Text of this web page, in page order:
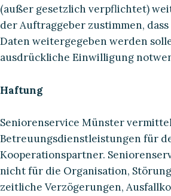
(außer gesetzlich verpflichtet)
der Auftraggeber zustimmen,
Daten weitergegeben werden
ausdrückliche Einwilligung
Haftung
Seniorenservice Münster
Betreuungsdienstleistungen für
Kooperationspartner.
nicht für die Organisation,
zeitliche Verzögerungen,